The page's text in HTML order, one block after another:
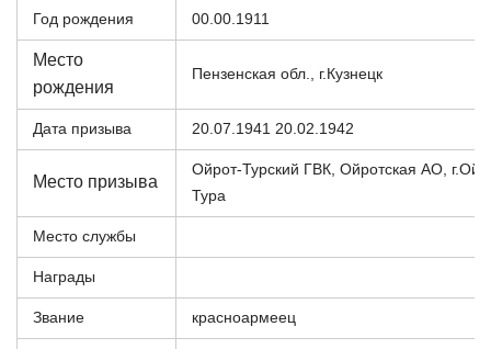
Год рождения 00.00.1911
Место
рождения
Пензенская обл., г.Кузнецк
Дата призыва 20.07.1941 20.02.1942
Место призыва
Ойрот-Турский ГВК, Ойротская АО,
Тура
Место службы
Награды
Звание красноармеец